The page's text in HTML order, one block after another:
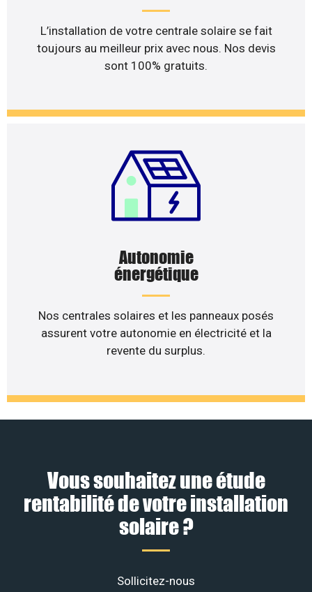
L’installation de votre centrale solaire se fait
toujours au meilleur prix avec nous. Nos devis
sont 100% gratuits.
Autonomie
énergétique
Nos centrales solaires et les panneaux posés
assurent votre autonomie en électricité et la
revente du surplus.
Vous souhaitez une étude
rentabilité de votre installation
solaire ?
Sollicitez-nous